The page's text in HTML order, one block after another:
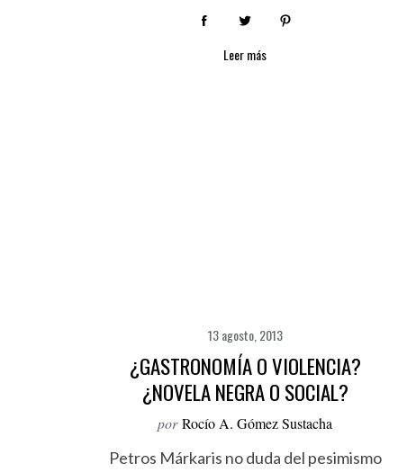
Leer más
13 agosto, 2013
¿GASTRONOMÍA O VIOLENCIA?
¿NOVELA NEGRA O SOCIAL?
por Rocío A. Gómez Sustacha
Petros Márkaris no duda del pesimismo